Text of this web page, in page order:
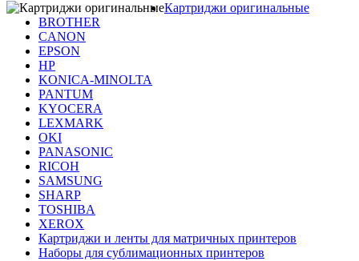
Картриджи оригинальные
BROTHER
CANON
EPSON
HP
KONICA-MINOLTA
PANTUM
KYOCERA
LEXMARK
OKI
PANASONIC
RICOH
SAMSUNG
SHARP
TOSHIBA
XEROX
Картриджи и ленты для матричных принтеров
Наборы для сублимационных принтеров